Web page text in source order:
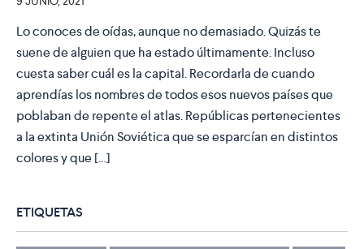
Lo conoces de oídas, aunque no demasiado. Quizás te
suene de alguien que ha estado últimamente. Incluso
cuesta saber cuál es la capital. Recordarla de cuando
aprendías los nombres de todos esos nuevos países que
poblaban de repente el atlas. Repúblicas pertenecientes
a la extinta Unión Soviética que se esparcían en distintos
colores y que […]
ETIQUETAS